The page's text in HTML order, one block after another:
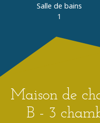
Salle de bains
1
Maison de
B - 3